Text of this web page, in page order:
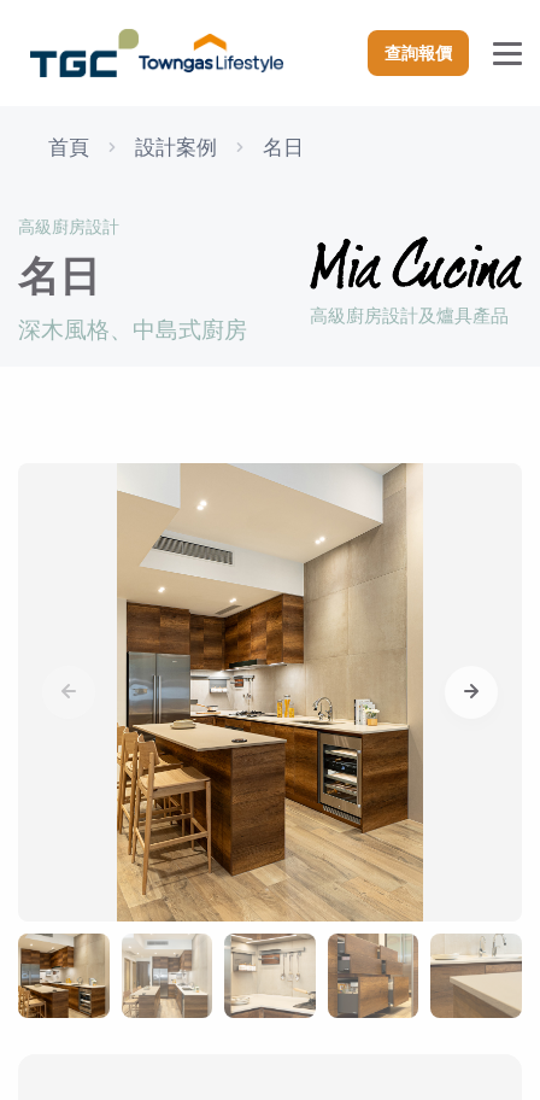
查詢報價
首頁 設計案例 名日
高級廚房設計
名日
深木風格、中島式廚房 高級廚房設計及爐具產品